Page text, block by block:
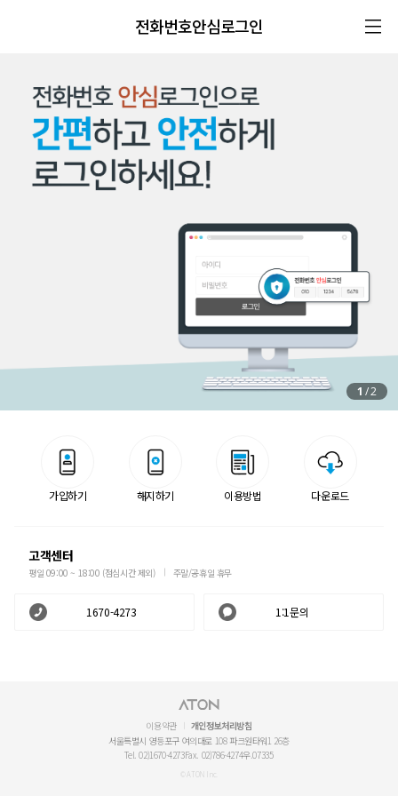
전화번호안심로그인
1 /2
가입하기 해지하기 이용방법 다운로드
고객센터
평일 09:00 ~ 18:00 (점심시간 제외) 주말/공휴일 휴무
1670-4273 1:1문의
이용약관
개인정보처리방침
서울특별시 영등포구 여의대로 108 파크원타워1 26층
Tel. 02)1670-4273Fax. 02)786-4274우.07335
© ATON Inc.